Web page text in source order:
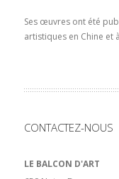
Ses œuvres ont été
artistiques en Chine et
CONTACTEZ-NOUS
LE BALCON D'ART